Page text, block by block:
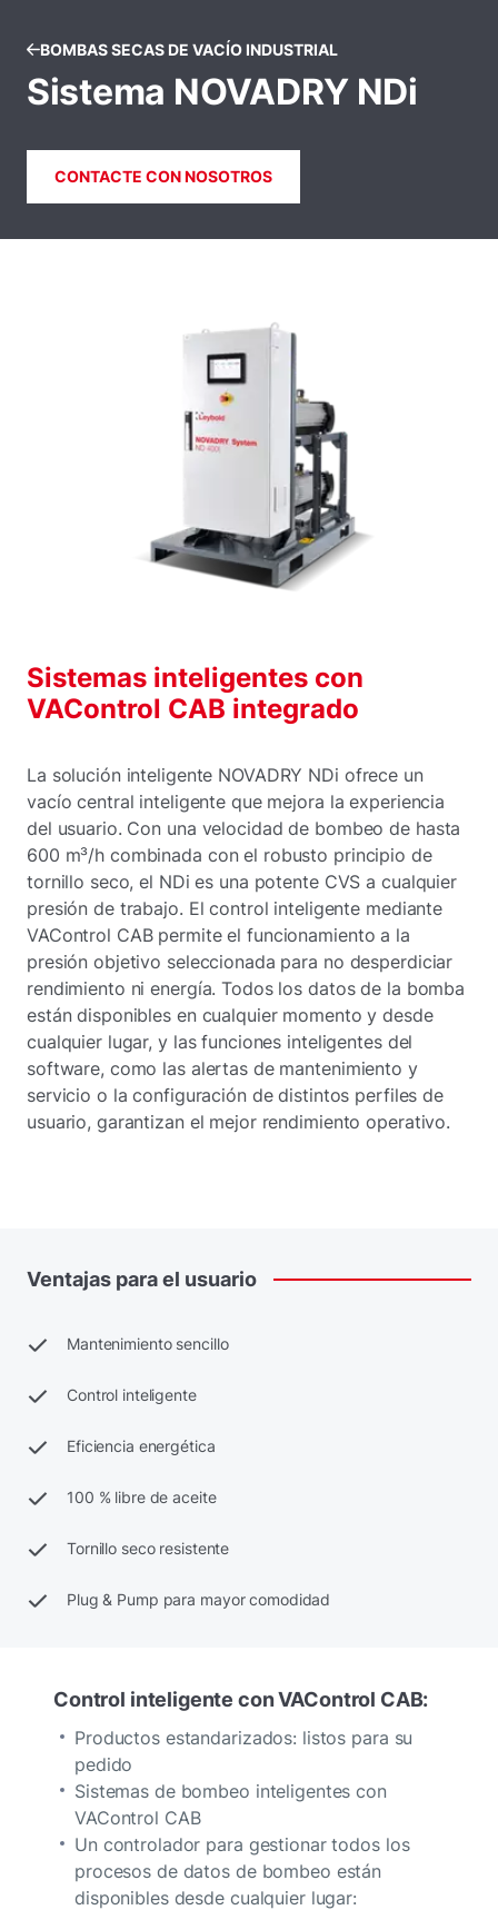
BOMBAS SECAS DE VACÍO INDUSTRIAL
Sistema NOVADRY NDi
CONTACTE CON NOSOTROS
Sistemas inteligentes con
VAControl CAB integrado
La solución inteligente NOVADRY NDi ofrece un
vacío central inteligente que mejora la experiencia
del usuario. Con una velocidad de bombeo de hasta
600 m³/h combinada con el robusto principio de
tornillo seco, el NDi es una potente CVS a cualquier
presión de trabajo. El control inteligente mediante
VAControl CAB permite el funcionamiento a la
presión objetivo seleccionada para no desperdiciar
rendimiento ni energía. Todos los datos de la bomba
están disponibles en cualquier momento y desde
cualquier lugar, y las funciones inteligentes del
software, como las alertas de mantenimiento y
servicio o la configuración de distintos perfiles de
usuario, garantizan el mejor rendimiento operativo.
Ventajas parael usuario
Mantenimiento sencillo
Control inteligente
Eficiencia energética
100 % libre de aceite
Tornillo seco resistente
Plug & Pump para mayor comodidad
Control inteligente con VAControl CAB:
Productos estandarizados: listos para su
pedido
Sistemas de bombeo inteligentes con
VAControl CAB
Un controlador para gestionar todos los
procesos de datos de bombeo están
disponibles desde cualquier lugar: